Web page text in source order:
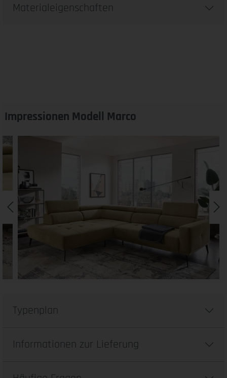
Materialeigenschaften
Impressionen Modell Marco
Typenplan
Informationen zur Lieferung